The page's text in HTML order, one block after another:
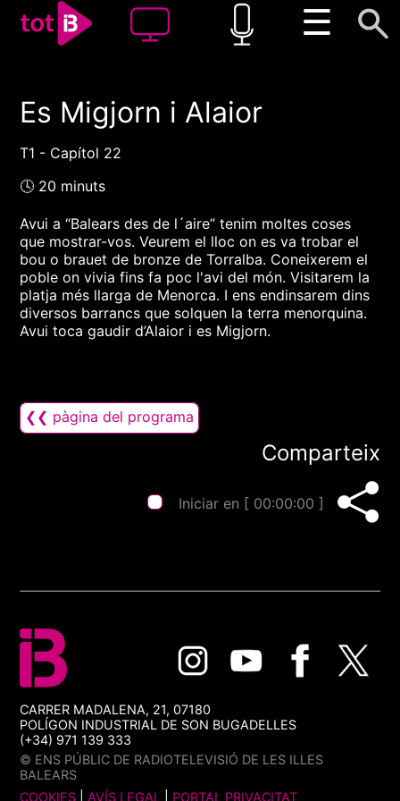
☰
00:00 00:00
Es Migjorn i Alaior
T1 - Capítol 22
🕓 20 minuts
Avui a “Balears des de l´aire” tenim moltes coses
que mostrar-vos. Veurem el lloc on es va trobar el
bou o brauet de bronze de Torralba. Coneixerem el
poble on vivia fins fa poc l'avi del món. Visitarem la
platja més llarga de Menorca. I ens endinsarem dins
diversos barrancs que solquen la terra menorquina.
Avui toca gaudir d’Alaior i es Migjorn.
❮❮ pàgina del programa
Comparteix
Iniciar en [ 00:00:00 ]
CARRER MADALENA, 21, 07180
POLÍGON INDUSTRIAL DE SON BUGADELLES
(+34) 971 139 333
© ENS PÚBLIC DE RADIOTELEVISIÓ DE LES ILLES
BALEARS
COOKIES
AVÍS LEGAL PORTAL PRIVACITAT